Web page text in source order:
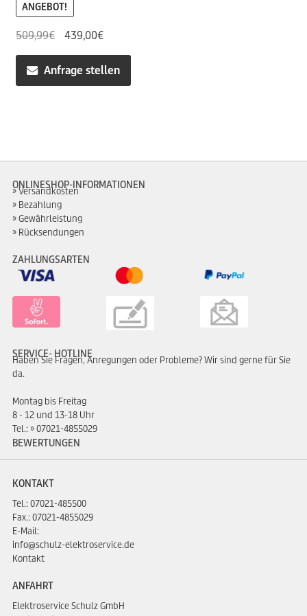
ANGEBOT!
509,99€
Ursprünglicher
Preis
war:
509,99€
439,00€Aktueller
Preis
ist:
439,00€.
Anfrage stellen
ONLINESHOP-INFORMATIONEN
Versandkosten
Bezahlung
Gewährleistung
Rücksendungen
ZAHLUNGSARTEN
SERVICE- HOTLINE
Haben Sie Fragen, Anregungen oder Probleme? Wir sind gerne für Sie
da.
Montag bis Freitag
8 - 12 und 13-18 Uhr
Tel.: 07021-4855029
BEWERTUNGEN
KONTAKT
Tel.:07021-485500
Fax.: 07021-4855029
E-Mail:
info@schulz-elektroservice.de
Kontakt
ANFAHRT
Elektroservice Schulz GmbH